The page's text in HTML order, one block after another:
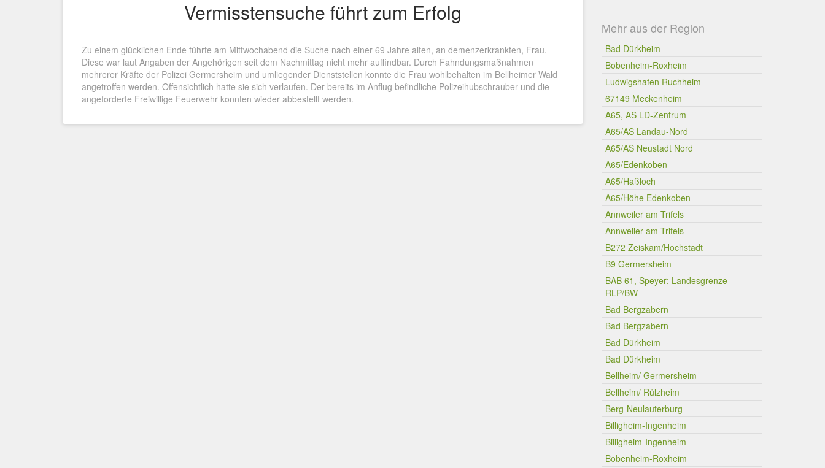
Vermisstensuche führt zum Erfolg
Zu einem glücklichen Ende führte am Mittwochabend die Suche nach einer 69 Jahre alten, an demenzerkrankten, Frau.
Diese war laut Angaben der Angehörigen seit dem Nachmittag nicht mehr auffindbar. Durch Fahndungsmaßnahmen
mehrerer Kräfte der Polizei Germersheim und umliegender Dienststellen konnte die Frau wohlbehalten im Bellheimer Wald
angetroffen werden. Offensichtlich hatte sie sich verlaufen. Der bereits im Anflug befindliche Polizeihubschrauber und die
angeforderte Freiwillige Feuerwehr konnten wieder abbestellt werden.
Mehr aus der Region
Bad Dürkheim
Bobenheim-Roxheim
Ludwigshafen Ruchheim
67149 Meckenheim
A65, AS LD-Zentrum
A65/AS Landau-Nord
A65/AS Neustadt Nord
A65/Edenkoben
A65/Haßloch
A65/Höhe Edenkoben
Annweiler am Trifels
Annweiler am Trifels
B272 Zeiskam/Hochstadt
B9 Germersheim
BAB 61, Speyer; Landesgrenze
RLP/BW
Bad Bergzabern
Bad Bergzabern
Bad Dürkheim
Bad Dürkheim
Bellheim/ Germersheim
Bellheim/ Rülzheim
Berg-Neulauterburg
Billigheim-Ingenheim
Billigheim-Ingenheim
Bobenheim-Roxheim